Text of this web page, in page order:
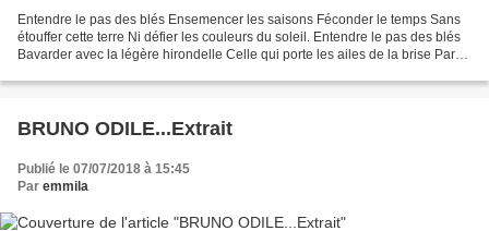
Entendre le pas des blés Ensemencer les saisons Féconder le temps Sans
étouffer cette terre Ni défier les couleurs du soleil. Entendre le pas des blés
Bavarder avec la légère hirondelle Celle qui porte les ailes de la brise Parmi
BRUNO ODILE...Extrait
Publié le 07/07/2018 à 15:45
Par emmila